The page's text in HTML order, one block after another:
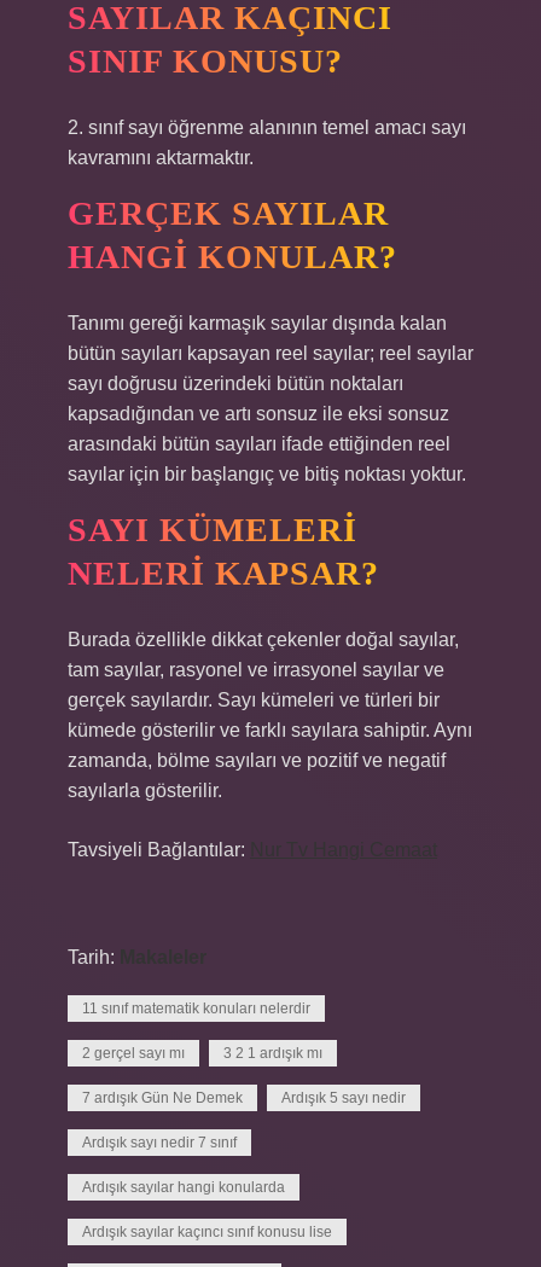
SAYILAR KAÇINCI
SINIF KONUSU?
2. sınıf sayı öğrenme alanının temel amacı sayı
kavramını aktarmaktır.
GERÇEK SAYILAR
HANGI KONULAR?
Tanımı gereği karmaşık sayılar dışında kalan
bütün sayıları kapsayan reel sayılar; reel sayılar
sayı doğrusu üzerindeki bütün noktaları
kapsadığından ve artı sonsuz ile eksi sonsuz
arasındaki bütün sayıları ifade ettiğinden reel
sayılar için bir başlangıç ​​ve bitiş noktası yoktur.
SAYI KÜMELERI
NELERI KAPSAR?
Burada özellikle dikkat çekenler doğal sayılar,
tam sayılar, rasyonel ve irrasyonel sayılar ve
gerçek sayılardır. Sayı kümeleri ve türleri bir
kümede gösterilir ve farklı sayılara sahiptir. Aynı
zamanda, bölme sayıları ve pozitif ve negatif
sayılarla gösterilir.
Tavsiyeli Bağlantılar:
Tarih:
11 sınıf matematik konuları nelerdir
2 gerçel sayı mı 3 2 1 ardışık mı
7 ardışık Gün Ne Demek Ardışık 5 sayı nedir
Ardışık sayı nedir 7 sınıf
Ardışık sayılar hangi konularda
Ardışık sayılar kaçıncı sınıf konusu lise